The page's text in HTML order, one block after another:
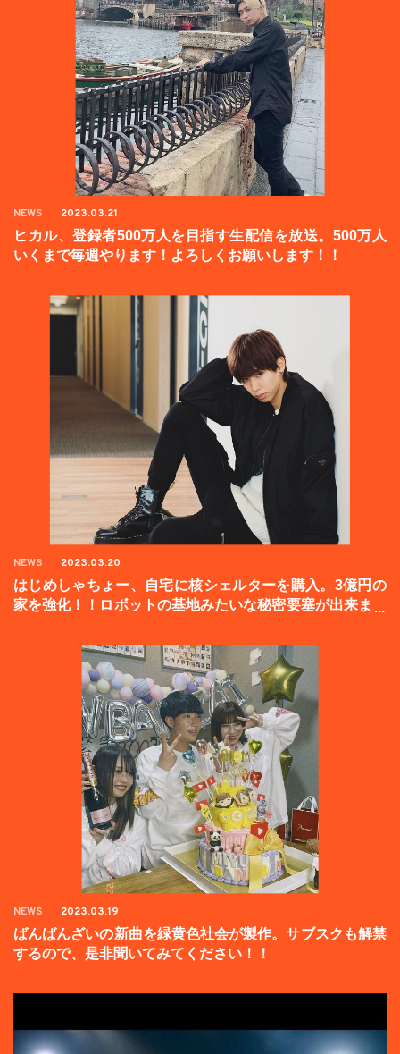
NEWS 2023.03.21
ヒカル、登録者500万人を目指す生配信を放送。500万人
いくまで毎週やります！よろしくお願いします！！
NEWS 2023.03.20
はじめしゃちょー、自宅に核シェルターを購入。3億円の
家を強化！！ロボットの基地みたいな秘密要塞が出来まし
NEWS 2023.03.19
ばんばんざいの新曲を緑黄色社会が製作。サブスクも解禁
するので、是非聞いてみてください！！